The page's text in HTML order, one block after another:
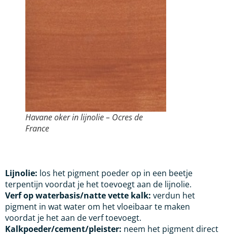
Havane oker in lijnolie – Ocres de
France
Lijnolie: los het pigment poeder op in een beetje
terpentijn voordat je het toevoegt aan de lijnolie.
Verf op waterbasis/natte vette kalk: verdun het
pigment in wat water om het vloeibaar te maken
voordat je het aan de verf toevoegt.
Kalkpoeder/cement/pleister: neem het pigment direct